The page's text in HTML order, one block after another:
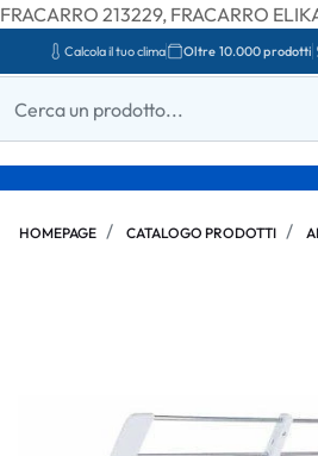
FRACARRO 213229, FRACARRO
Calcola il tuo clima Oltre 10.000 prodotti
HOMEPAGE CATALOGO PRODOTTI